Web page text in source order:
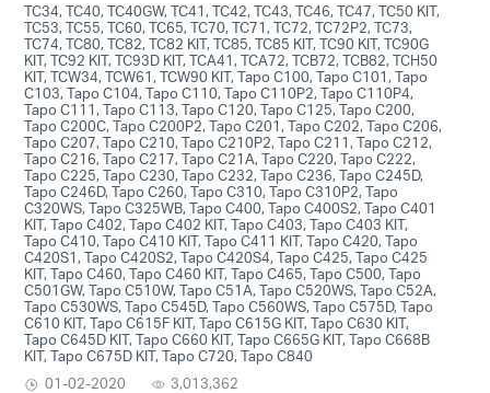
TC34, TC40, TC40GW, TC41, TC42, TC43, TC46, TC47, TC50 KIT,
TC53, TC55, TC60, TC65, TC70, TC71, TC72, TC72P2, TC73,
TC74, TC80, TC82, TC82 KIT, TC85, TC85 KIT, TC90 KIT, TC90G
KIT, TC92 KIT, TC93D KIT, TCA41, TCA72, TCB72, TCB82, TCH50
KIT, TCW34, TCW61, TCW90 KIT, Tapo C100, Tapo C101, Tapo
C103, Tapo C104, Tapo C110, Tapo C110P2, Tapo C110P4,
Tapo C111, Tapo C113, Tapo C120, Tapo C125, Tapo C200,
Tapo C200C, Tapo C200P2, Tapo C201, Tapo C202, Tapo C206,
Tapo C207, Tapo C210, Tapo C210P2, Tapo C211, Tapo C212,
Tapo C216, Tapo C217, Tapo C21A, Tapo C220, Tapo C222,
Tapo C225, Tapo C230, Tapo C232, Tapo C236, Tapo C245D,
Tapo C246D, Tapo C260, Tapo C310, Tapo C310P2, Tapo
C320WS, Tapo C325WB, Tapo C400, Tapo C400S2, Tapo C401
KIT, Tapo C402, Tapo C402 KIT, Tapo C403, Tapo C403 KIT,
Tapo C410, Tapo C410 KIT, Tapo C411 KIT, Tapo C420, Tapo
C420S1, Tapo C420S2, Tapo C420S4, Tapo C425, Tapo C425
KIT, Tapo C460, Tapo C460 KIT, Tapo C465, Tapo C500, Tapo
C501GW, Tapo C510W, Tapo C51A, Tapo C520WS, Tapo C52A,
Tapo C530WS, Tapo C545D, Tapo C560WS, Tapo C575D, Tapo
C610 KIT, Tapo C615F KIT, Tapo C615G KIT, Tapo C630 KIT,
Tapo C645D KIT, Tapo C660 KIT, Tapo C665G KIT, Tapo C668B
KIT, Tapo C675D KIT, Tapo C720, Tapo C840
01-02-2020
3,013,362